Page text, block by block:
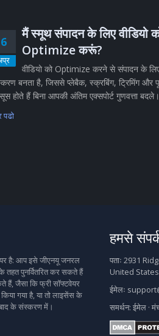
6
मैं स्मूथ संपादन के लिए वीडियो
Optimize करूं?
वीडियो को Optimize करने से संपादन के
बनता है, जिससे प्लेबैक, स्क्रबिंग, ट्रिमिंग और
होते हैं बिना आपकी अंतिम एक्सपोर्ट गुणवत्ता
है: आप इसे जीएनयू जनरल
तहत पुनर्वितरित कर सकते हैं
हैं, जैसा कि फ्री सॉफ्टवेयर
गया है, या तो लाइसेंस के
के संस्करण में।
हमसे
पताः 2931
United States
ईमेलः
समर्थन: ईमेल ·